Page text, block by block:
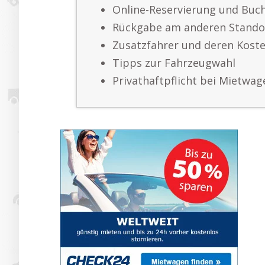
Online-Reservierung und
Rückgabe am anderen
Zusatzfahrer und deren
Tipps zur Fahrzeugwahl
Privathaftpflicht bei